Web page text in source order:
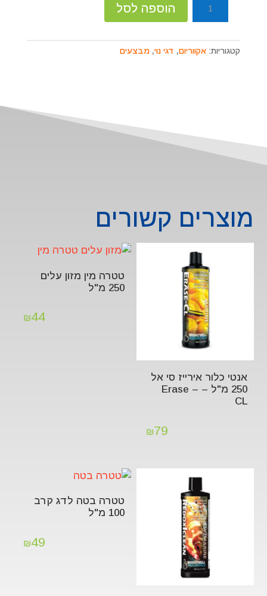
צילינדר
הוספה לסל
קטגוריות: אקווריום, דגי נוי, מבצעים
מוצרים קשורים
אנטי כלור אירייז סי אל
250 מ"ל – Erase –
CL
₪79
טטרה מין מזון עלים
250 מ"ל
₪44
טטרה בטה לדג קרב
100 מ"ל
₪49